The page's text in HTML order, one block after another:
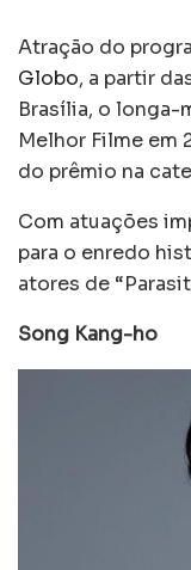
Atração do
Globo, a partir
Brasília, o longa-
Melhor Filme em
do prêmio na
Com atuações
para o enredo
atores de
Song Kang-ho